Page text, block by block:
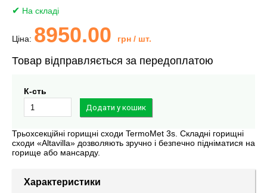
На складі
Ціна: 8950.00 грн / шт.
Товар відправляється за передоплатою
К-сть
Трьохсекційні горищні сходи TermoMet 3s. Складні горищні
сходи «Altavilla» дозволяють зручно і безпечно підніматися на
горище або мансарду.
Характеристики